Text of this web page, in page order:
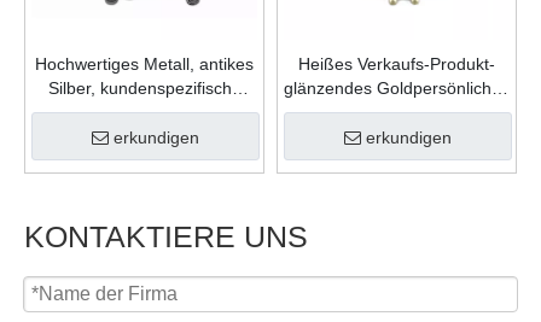
Hochwertiges Metall, antikes
Silber, kundenspezifische
Form, Gießfüllung, Farben,
Karnevalsmedaille für
Feiergeschenk
erkundigen
Heißes Verkaufs-Produkt-
glänzendes Goldpersönliches
Geschenk-Zink-Legierungs-
weicher Emaille-
kundenspezifisches Logo-
erkundigen
KONTAKTIERE UNS